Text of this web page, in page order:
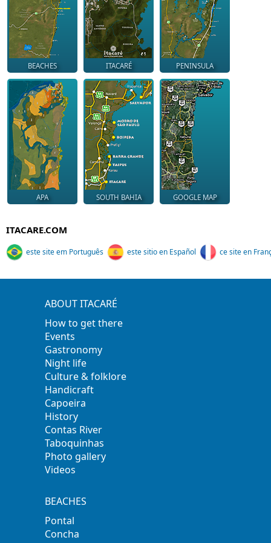
BEACHES ITACARÉ PENINSULA
APA SOUTH BAHIA GOOGLE MAP
ITACARE.COM
este site em Português este sitio en Español ce site en
ABOUT ITACARÉ
How to get there
Events
Gastronomy
Night life
Culture & folklore
Handicraft
Capoeira
History
Contas River
Taboquinhas
Photo gallery
Videos
BEACHES
Pontal
Concha